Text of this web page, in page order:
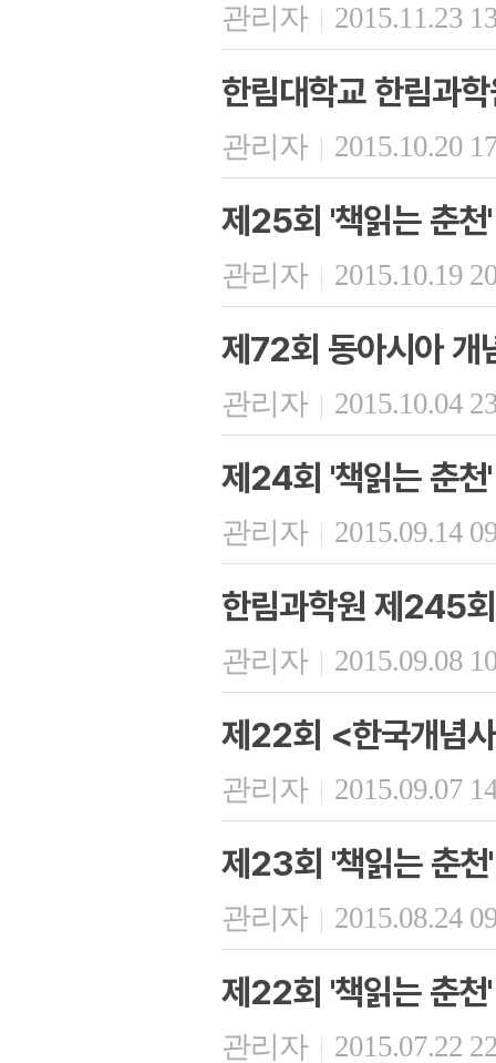
관리자 | 2015.11.23
한림대학교 한림과
관리자 | 2015.10.20
제25회 '책읽는 춘천
관리자 | 2015.10.19
제72회 동아시아 개
관리자 | 2015.10.04
제24회 '책읽는 춘천
관리자 | 2015.09.14
한림과학원 제245
관리자 | 2015.09.08
제22회 <한국개념
관리자 | 2015.09.07
제23회 '책읽는 춘천
관리자 | 2015.08.24
제22회 '책읽는 춘천
관리자 | 2015.07.22